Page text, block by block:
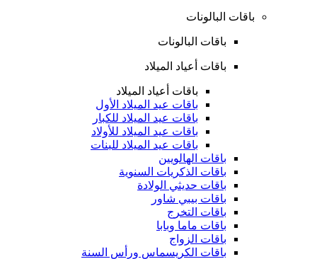
باقات البالونات
باقات البالونات
باقات أعياد الميلاد
باقات أعياد الميلاد
باقات عيد الميلاد الأول
باقات عيد الميلاد للكبار
باقات عيد الميلاد للأولاد
باقات عيد الميلاد للبنات
باقات الهالويين
باقات الذكريات السنوية
باقات حديثي الولادة
باقات بيبي شاور
باقات التخرج
باقات ماما وبابا
باقات الزواج
باقات الكريسماس ورأس السنة